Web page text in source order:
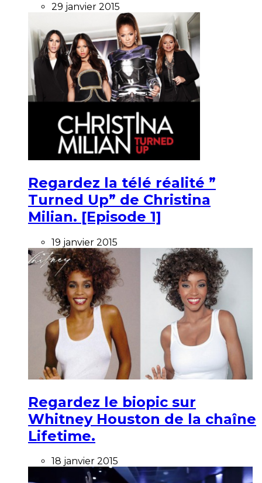
29 janvier 2015
Regardez la télé réalité ”
Turned Up” de Christina
Milian. [Episode 1]
19 janvier 2015
Regardez le biopic sur
Whitney Houston de la chaîne
Lifetime.
18 janvier 2015